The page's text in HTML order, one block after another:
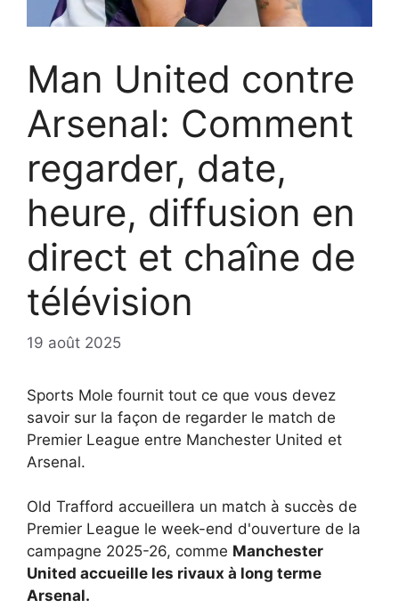
Man United contre
Arsenal: Comment
regarder, date,
heure, diffusion en
direct et chaîne de
télévision
19 août 2025
Sports Mole fournit tout ce que vous devez
savoir sur la façon de regarder le match de
Premier League entre Manchester United et
Arsenal.
Old Trafford accueillera un match à succès de
Premier League le week-end d'ouverture de la
campagne 2025-26, comme Manchester
United accueille les rivaux à long terme
Arsenal.